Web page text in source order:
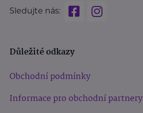
Sledujte nás:
Důležité odkazy
Obchodní podmínky
Informace pro obchodní partnery